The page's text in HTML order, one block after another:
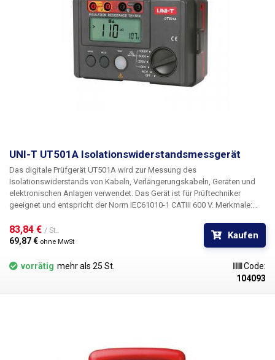
UNI-T UT501A Isolationswiderstandsmessgerät
Das digitale Prüfgerät UT501A wird zur Messung des
Isolationswiderstands von Kabeln, Verlängerungskabeln, Geräten und
elektronischen Anlagen verwendet. Das Gerät ist für Prüftechniker
geeignet und entspricht der Norm IEC61010-1 CATIII 600 V. Merkmale:
Hintergrundbeleuchtung des Displays Akustischer Test Anzeige der
Hochspannung Überlastungsanzeige Automatische Entladung Anzeige
Spitzen, Stufenklemmen, Etui
83,84 € / St.
69,87 € ohne MwSt
Kaufen
vorrätig mehr als 25 St.
Code:
104093